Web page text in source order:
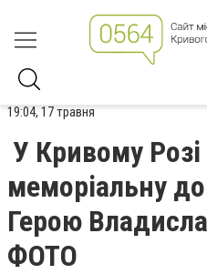
19:04, 17 травня
У Кривому
меморіальну
Герою
ФОТО